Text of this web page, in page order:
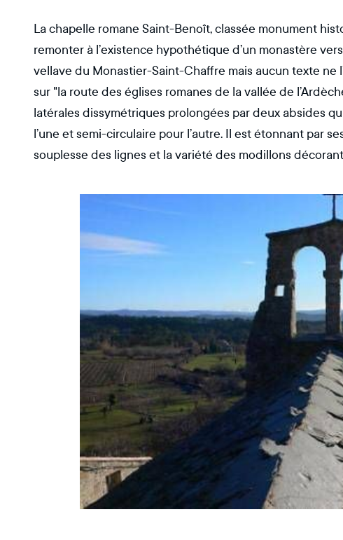
La chapelle romane Saint-Benoît, classée monument
remonter à l’existence hypothétique d’un monastère
vellave du Monastier-Saint-Chaffre mais aucun texte ne
sur "la route des églises romanes de la vallée de
latérales dissymétriques prolongées par deux absides
l’une et semi-circulaire pour l’autre. Il est étonnant par
souplesse des lignes et la variété des modillons